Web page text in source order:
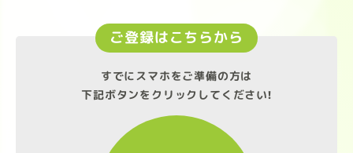
ご登録はこちらから
すでにスマホをご準備の方は
下記ボタンをクリックしてください!